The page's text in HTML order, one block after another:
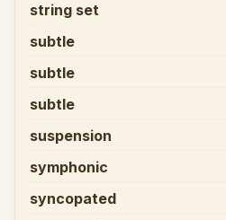
string set
subtle
subtle
subtle
suspension
symphonic
syncopated